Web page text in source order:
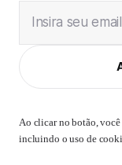
Insira seu email
Ao clicar no botão,
incluindo o uso de